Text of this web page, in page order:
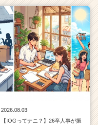
2026.08.03
【IOGってナニ？】26卒人事が振